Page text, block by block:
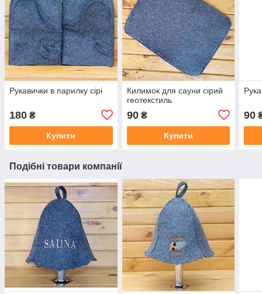
Рукавички в парилку сірі
180 ₴
Купити
Килимок для сауни сірий
геотекстиль
90₴
Купити
90
Подібні товари компанії